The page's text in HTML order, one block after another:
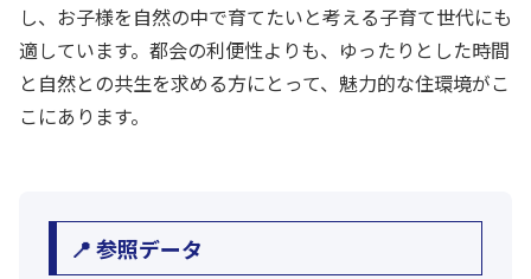
し、お子様を自然の中で育てたいと考える子育て世代にも
適しています。都会の利便性よりも、ゆったりとした時間
と自然との共生を求める方にとって、魅力的な住環境がこ
こにあります。
📍 参照データ